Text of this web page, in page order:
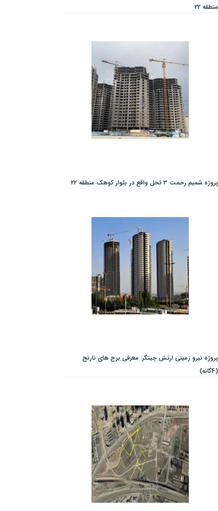
منطقه 22
پروژه شمیم رحمت 3 نخل واقع در بلوار کوهک منطقه 22
پروژه نیرو زمینی ارتش چیتگر: معرفی برج های نارنج
(4گانه)